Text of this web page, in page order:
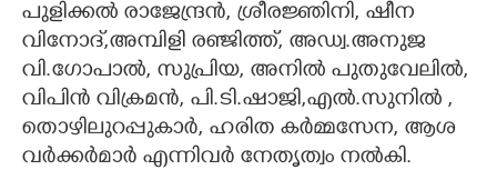
പുളിക്കൽ രാജേന്ദ്രൻ, ശ്രീരജ്ഞിനി, ഷീന
വിനോദ്,അമ്പിളി രഞ്ജി​ത്ത്, അഡ്വ.അനുജ
വി.ഗോപാൽ, സുപ്രിയ, അനിൽ പുതുവേലിൽ,
വിപിൻ വിക്രമൻ, പി.ടി.ഷാജി,എൽ.സുനിൽ ,
തൊഴിലുറപ്പുകാർ, ഹരിത കർമ്മസേന, ആശ
വർക്കർമാർ എന്നിവർ നേതൃത്വം നൽകി.